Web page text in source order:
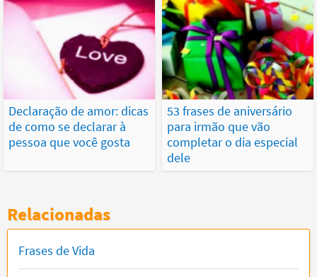
Declaração de amor: dicas
de como se declarar à
pessoa que você gosta
53 frases de aniversário
para irmão que vão
completar o dia especial
dele
Relacionadas
Frases de Vida